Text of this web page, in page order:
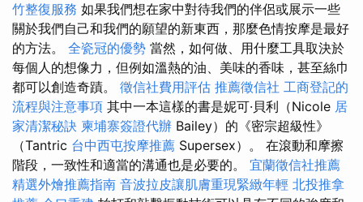
竹整復服務 如果我們想在家中對待我們的伴侶或展示一些
關於我們自己和我們的願望的新東西，那麼色情按摩是最好
的方法。 全瓷冠的優勢 當然，如何做、用什麼工具取決於
每個人的想像力，但例如溫熱的油、美味的香味，甚至絲巾
都可以創造奇蹟。 徵信社費用評估 推薦徵信社 工商登記的
流程與注意事項 其中一本這樣的書是妮可·貝利（Nicole 居
家清潔秘訣 柬埔寨簽證代辦 Bailey）的《密宗超級性》
（Tantric 台中西屯按摩推薦 Supersex）。 在滾動和摩擦
階段，一致性和適當的溝通也是必要的。 宜蘭徵信社推薦
精選外燴推薦指南 音波拉皮讓肌膚重現緊緻年輕 北投推拿